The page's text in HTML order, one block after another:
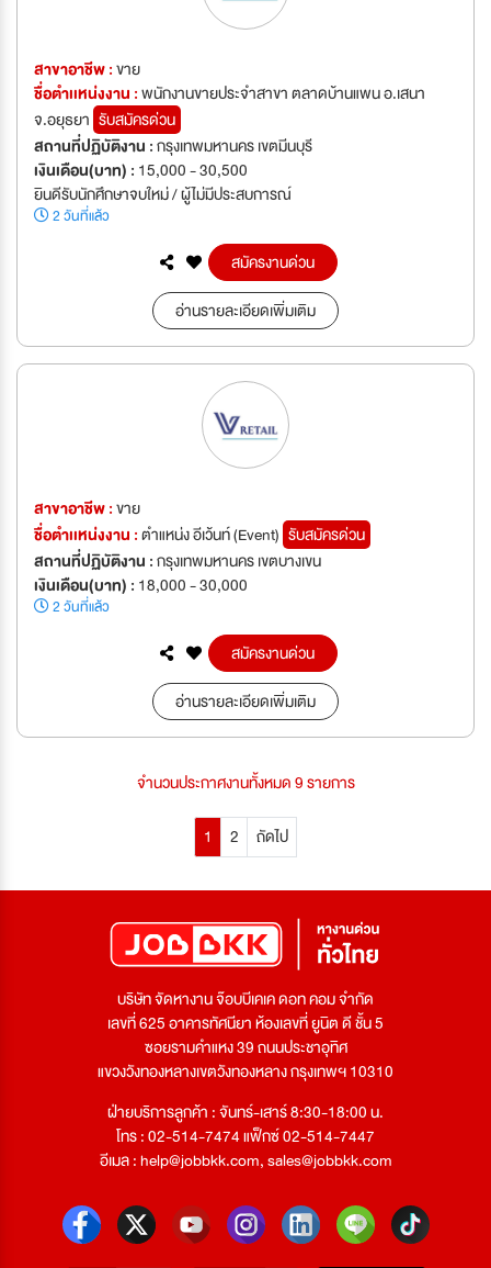
สาขาอาชีพ :ขาย
ชื่อตำเเหน่งงาน :พนักงานขายประจำสาขา ตลาดบ้านแพน อ.เสนา
จ.อยุธยา รับสมัครด่วน
สถานที่ปฏิบัติงาน :กรุงเทพมหานคร เขตมีนบุรี
เงินเดือน(บาท) : 15,000 - 30,500
ยินดีรับนักศึกษาจบใหม่ / ผู้ไม่มีประสบการณ์
2 วันที่แล้ว
สมัครงานด่วน
อ่านรายละเอียดเพิ่มเติม
สาขาอาชีพ :ขาย
ชื่อตำเเหน่งงาน :ตำแหน่ง อีเว้นท์ (Event) รับสมัครด่วน
สถานที่ปฏิบัติงาน :กรุงเทพมหานคร เขตบางเขน
เงินเดือน(บาท) : 18,000 - 30,000
2 วันที่แล้ว
สมัครงานด่วน
อ่านรายละเอียดเพิ่มเติม
จำนวนประกาศงานทั้งหมด 9 รายการ
1 2 ถัดไป
บริษัท จัดหางาน จ๊อบบีเคเค ดอท คอม จำกัด
เลขที่ 625 อาคารทัศนียา ห้องเลขที่ ยูนิต ดี ชั้น 5
ซอยรามคำแหง 39 ถนนประชาอุทิศ
แขวงวังทองหลางเขตวังทองหลาง กรุงเทพฯ 10310
ฝ่ายบริการลูกค้า : จันทร์-เสาร์ 8:30-18:00 น.
โทร : 02-514-7474 แฟ็กซ์ 02-514-7447
อีเมล :help@jobbkk.com,sales@jobbkk.com